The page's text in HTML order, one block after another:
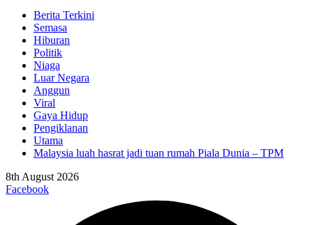
Berita Terkini
Semasa
Hiburan
Politik
Niaga
Luar Negara
Anggun
Viral
Gaya Hidup
Pengiklanan
Utama
Malaysia luah hasrat jadi tuan rumah Piala Dunia – TPM
8th August 2026
Facebook